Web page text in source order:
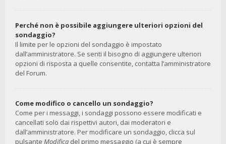
Perché non è possibile aggiungere ulteriori opzioni del
sondaggio?
Il limite per le opzioni del sondaggio è impostato
dall’amministratore. Se senti il bisogno di aggiungere ulteriori
opzioni di risposta a quelle consentite, contatta l’amministratore
del Forum.
Come modifico o cancello un sondaggio?
Come per i messaggi, i sondaggi possono essere modificati e
cancellati solo dai rispettivi autori, dai moderatori e
dall’amministratore. Per modificare un sondaggio, clicca sul
pulsante Modifica del primo messaggio (a cui è sempre